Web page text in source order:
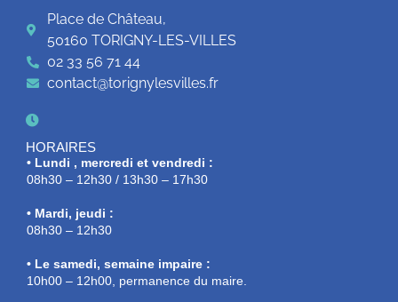
Place de Château,
50160 TORIGNY-LES-VILLES
02 33 56 71 44
contact@torignylesvilles.fr
HORAIRES
• Lundi , mercredi et vendredi :
08h30 – 12h30 / 13h30 – 17h30
• Mardi, jeudi :
08h30 – 12h30
• Le samedi, semaine impaire :
10h00 – 12h00, permanence du maire.